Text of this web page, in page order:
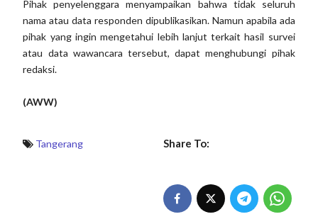
Pihak penyelenggara menyampaikan bahwa tidak seluruh
nama atau data responden dipublikasikan. Namun apabila ada
pihak yang ingin mengetahui lebih lanjut terkait hasil survei
atau data wawancara tersebut, dapat menghubungi pihak
redaksi.
(AWW)
Tangerang Share To: